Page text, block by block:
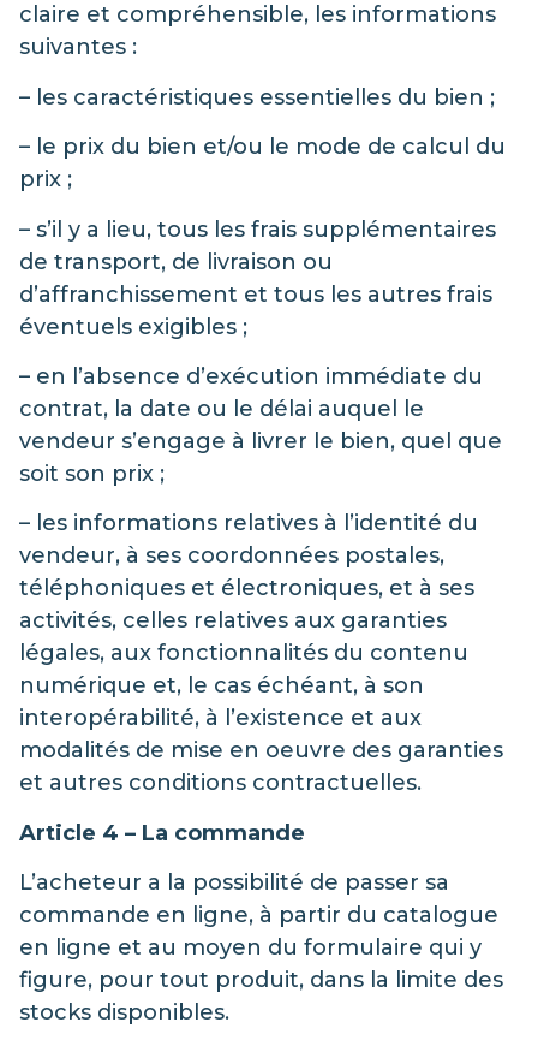
claire et compréhensible, les informations
suivantes :
– les caractéristiques essentielles du bien ;
– le prix du bien et/ou le mode de calcul du
prix ;
– s’il y a lieu, tous les frais supplémentaires
de transport, de livraison ou
d’affranchissement et tous les autres frais
éventuels exigibles ;
– en l’absence d’exécution immédiate du
contrat, la date ou le délai auquel le
vendeur s’engage à livrer le bien, quel que
soit son prix ;
– les informations relatives à l’identité du
vendeur, à ses coordonnées postales,
téléphoniques et électroniques, et à ses
activités, celles relatives aux garanties
légales, aux fonctionnalités du contenu
numérique et, le cas échéant, à son
interopérabilité, à l’existence et aux
modalités de mise en oeuvre des garanties
et autres conditions contractuelles.
Article 4 – La commande
L’acheteur a la possibilité de passer sa
commande en ligne, à partir du catalogue
en ligne et au moyen du formulaire qui y
figure, pour tout produit, dans la limite des
stocks disponibles.